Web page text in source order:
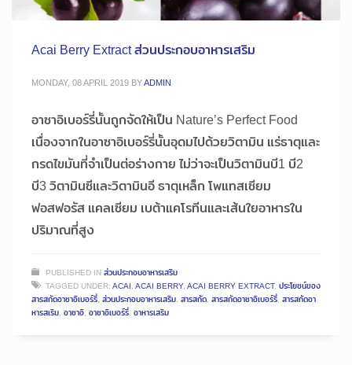
Acai Berry Extract ส่วนประกอบอาหารเสริม
MONDAY, 08 APRIL 2019 BYADMIN
อาซาอิเบอร์รี่นั้นถูกจัดให้เป็น Nature’s Perfect Food
เนื่องจากในอาซาอิเบอร์รี่นั้นอุดมไปด้วยวิตามิน แร่ธาตุและ
กรดไขมันที่จำเป็นต่อร่างกาย ไม่ว่าจะเป็นวิตามินบี1 บี2
บี3 วิตามินซีและวิตามินอี ธาตุเหล็ก โพแทสเซียม
ฟอสฟอรัส แคลเซียม เบต้าแคโรทีนและเส้นใยอาหารใน
ปริมาณที่สูง
PUBLISHED INส่วนประกอบอาหารเสริม
TAGGED UNDER:ACAI,ACAI BERRY,ACAI BERRY EXTRACT, ประโยชน์ของ
สารสกัดอาซาอิเบอร์รี่, ส่วนประกอบอาหารเสริม, สารสกัด, สารสกัดอาซาอิเบอร์รี่, สารสกัดอา
หารสเริม, อาซาอิ, อาซาอิเบอร์รี่, อาหารเสริม